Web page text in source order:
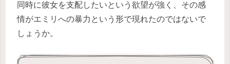
同時に彼女を支配したいという欲望が強く、その感
情がエミリへの暴力という形で現れたのではないで
しょうか。